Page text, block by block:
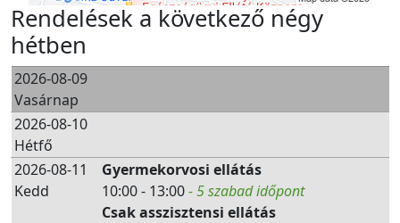
Rendelések a következő négy
hétben
2026-08-09
Vasárnap
2026-08-10
Hétfő
2026-08-11
Kedd
Gyermekorvosi ellátás
10:00 - 13:00- 5 szabad időpont
Csak asszisztensi ellátás